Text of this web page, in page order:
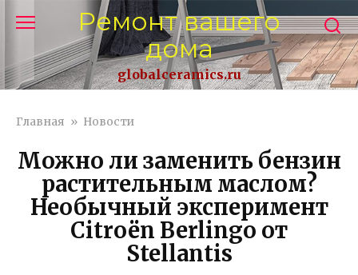
контенту
Ремонт вашего
дома
globalceramics.ru
Главная » Новости
Можно ли заменить бензин
растительным маслом?
Необычный эксперимент
Citroën Berlingo от
Stellantis